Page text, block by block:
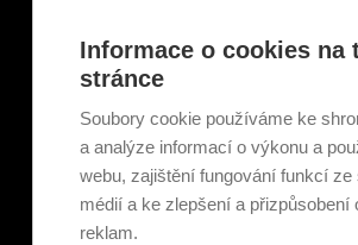
Články a novinky
GDPR & Cookies
Ekologická recyklace
Projekty EU
Intranet - Přihlášení
Přihlášení
Informace o cookies na
stránce
Soubory cookie používáme ke
a analýze informací o výkonu a
webu, zajištění fungování funkcí ze
médií a ke zlepšení a přizpůsobení
reklam.